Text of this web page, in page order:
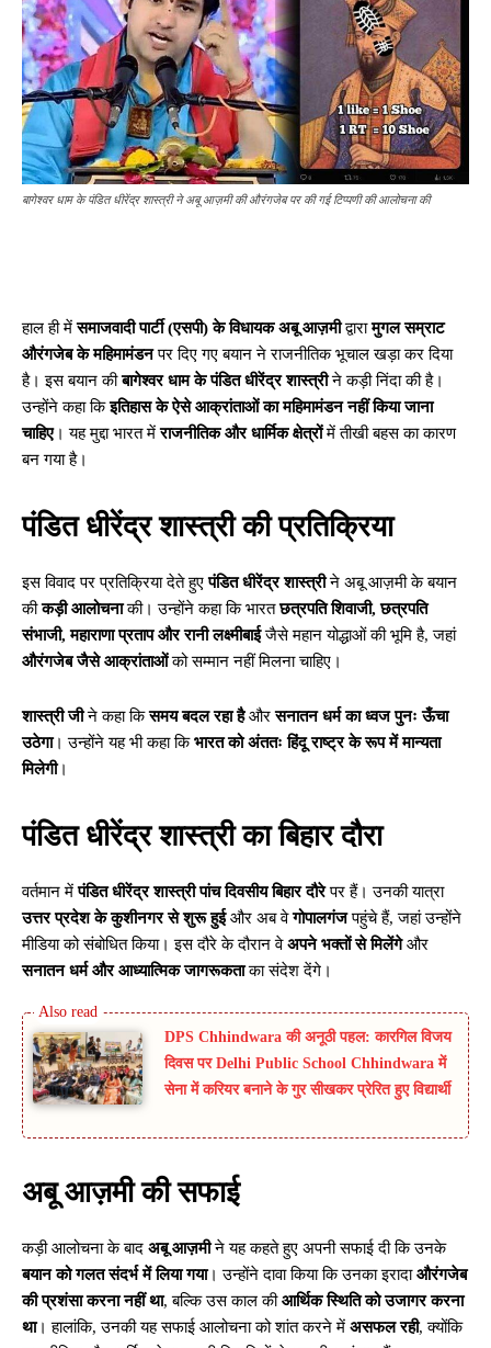
बागेश्वर धाम के पंडित धीरेंद्र शास्त्री ने अबू आज़मी की औरंगजेब पर की गई टिप्पणी की आलोचना की
हाल ही मेंसमाजवादी पार्टी (एसपी) के विधायक अबू आज़मीद्वारामुगल सम्राट
औरंगजेब के महिमामंडनपर दिए गए बयान ने राजनीतिक भूचाल खड़ा कर दिया
है। इस बयान कीबागेश्वर धाम के पंडित धीरेंद्र शास्त्रीने कड़ी निंदा की है।
उन्होंने कहा किइतिहास के ऐसे आक्रांताओं का महिमामंडन नहीं किया जाना
चाहिए। यह मुद्दा भारत मेंराजनीतिक और धार्मिक क्षेत्रोंमें तीखी बहस का कारण
बन गया है।
पंडित धीरेंद्र शास्त्री की प्रतिक्रिया
इस विवाद पर प्रतिक्रिया देते हुएपंडित धीरेंद्र शास्त्रीने अबू आज़मी के बयान
कीकड़ी आलोचनाकी। उन्होंने कहा कि भारतछत्रपति शिवाजी, छत्रपति
संभाजी, महाराणा प्रताप और रानी लक्ष्मीबाईजैसे महान योद्धाओं की भूमि है, जहां
औरंगजेब जैसे आक्रांताओंको सम्मान नहीं मिलना चाहिए।
शास्त्री जीने कहा किसमय बदल रहा हैऔरसनातन धर्म का ध्वज पुनः ऊँचा
उठेगा। उन्होंने यह भी कहा किभारत को अंततः हिंदू राष्ट्र के रूप में मान्यता
मिलेगी।
पंडित धीरेंद्र शास्त्री का बिहार दौरा
वर्तमान मेंपंडित धीरेंद्र शास्त्री पांच दिवसीय बिहार दौरेपर हैं। उनकी यात्रा
उत्तर प्रदेश के कुशीनगर से शुरू हुईऔर अब वेगोपालगंजपहुंचे हैं, जहां उन्होंने
मीडिया को संबोधित किया। इस दौरे के दौरान वेअपने भक्तों से मिलेंगेऔर
सनातन धर्म और आध्यात्मिक जागरूकताका संदेश देंगे।
DPS Chhindwara की अनूठी पहल: कारगिल विजय
दिवस पर Delhi Public School Chhindwara में
सेना में करियर बनाने के गुर सीखकर प्रेरित हुए विद्यार्थी
अबू आज़मी की सफाई
कड़ी आलोचना के बाद अबू आज़मीने यह कहते हुए अपनी सफाई दी कि उनके
बयान को गलत संदर्भ में लिया गया। उन्होंने दावा किया कि उनका इरादाऔरंगजेब
की प्रशंसा करना नहीं था, बल्कि उस काल कीआर्थिक स्थिति को उजागर करना
था। हालांकि, उनकी यह सफाई आलोचना को शांत करने में असफल रही, क्योंकि